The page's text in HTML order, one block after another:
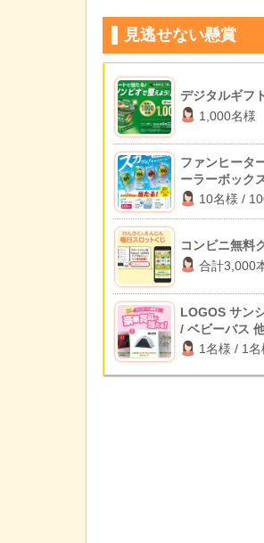
見逃せない懸賞
デジタルギフ
1,000名様
ファンヒータ
ーラーボック
100pt10名様 /
コンビニ無料
合計3,000
LOGOS サン
/ ベビーバス
1名様 / 1